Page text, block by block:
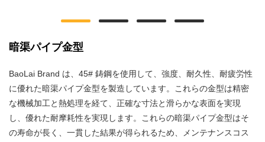
暗渠パイプ金型
BaoLai Brand は、45# 鋳鋼を使用して、強度、耐久性、耐疲労性
に優れた暗渠パイプ金型を製造しています。これらの金型は精密
な機械加工と熱処理を経て、正確な寸法と滑らかな表面を実現
し、優れた耐摩耗性を実現します。これらの暗渠パイプ金型はそ
の寿命が長く、一貫した結果が得られるため、メンテナンスコス